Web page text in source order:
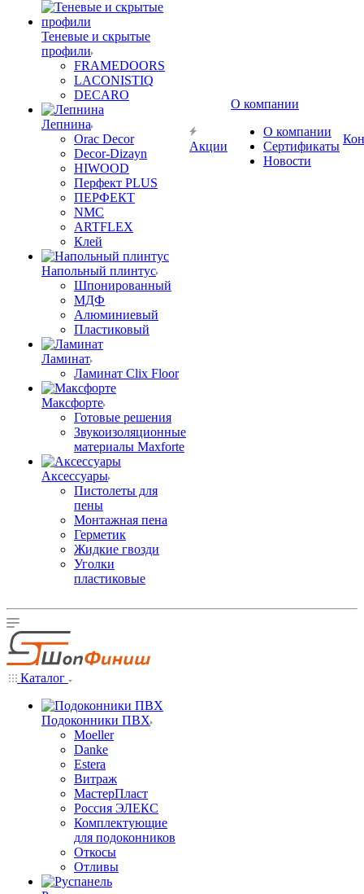
Теневые и скрытые
профили
FRAMEDOORS
LACONISTIQ
DECARO
Лепнина
Orac Decor
Decor-Dizayn
HIWOOD
Перфект PLUS
ПЕРФЕКТ
NMC
ARTFLEX
Клей
Напольный плинтус
Шпонированный
МДФ
Алюминиевый
Пластиковый
Ламинат
Ламинат Clix Floor
Максфорте
Готовые решения
Звукоизоляционные
материалы Maxforte
Аксессуары
Пистолеты для
пены
Монтажная пена
Герметик
Жидкие гвозди
Уголки
пластиковые
Акции
О компании
О компании
Сертификаты
Новости
Каталог
Подоконники ПВХ
Moeller
Danke
Estera
Витраж
МастерПласт
Россия ЭЛЕКС
Комплектующие
для подоконников
Откосы
Отливы